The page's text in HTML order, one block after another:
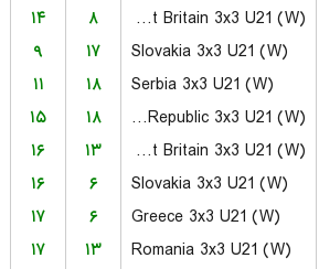
۱۴ ۸ Great Britain 3x3 U21 (W)
۹ ۱۷ Slovakia 3x3 U21 (W)
۱۱ ۱۸ Serbia 3x3 U21 (W)
۱۵ ۱۸ Czech Republic 3x3 U21 (W)
۱۶ ۱۳ Great Britain 3x3 U21 (W)
۱۶ ۶ Slovakia 3x3 U21 (W)
۱۷ ۶ Greece 3x3 U21 (W)
۱۷ ۱۳ Romania 3x3 U21 (W)